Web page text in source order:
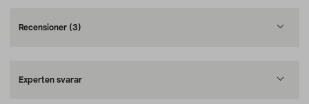
Recensioner (3)
Experten svarar